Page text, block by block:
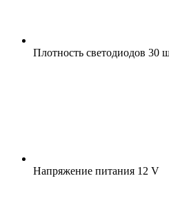
Плотность светодиодов 30
Напряжение питания 12 V